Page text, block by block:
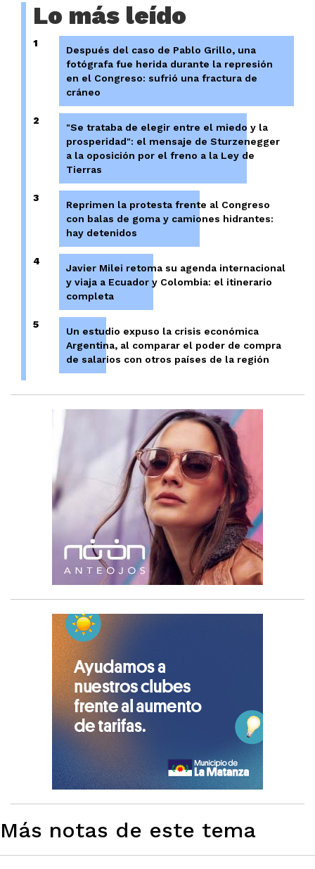
Lo más leído
1
Después del caso de Pablo Grillo, una
fotógrafa fue herida durante la represión
en el Congreso: sufrió una fractura de
cráneo
2
"Se trataba de elegir entre el miedo y la
prosperidad": el mensaje de Sturzenegger
a la oposición por el freno a la Ley de
Tierras
3
Reprimen la protesta frente al Congreso
con balas de goma y camiones hidrantes:
hay detenidos
4
Javier Milei retoma su agenda internacional
y viaja a Ecuador y Colombia: el itinerario
completa
5
Un estudio expuso la crisis económica
Argentina, al comparar el poder de compra
de salarios con otros países de la región
Más notas de este tema